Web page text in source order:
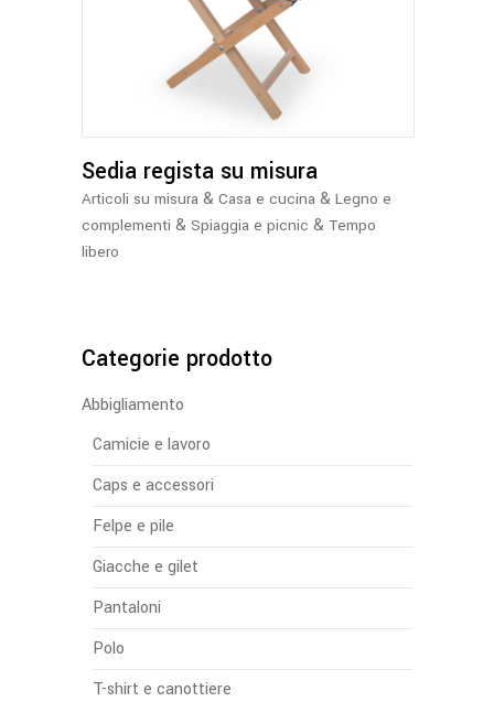
Sedia regista su misura
Articoli su misura & Casa e cucina & Legno e
complementi & Spiaggia e picnic & Tempo
libero
Categorie prodotto
Abbigliamento
Camicie e lavoro
Caps e accessori
Felpe e pile
Giacche e gilet
Pantaloni
Polo
T-shirt e canottiere